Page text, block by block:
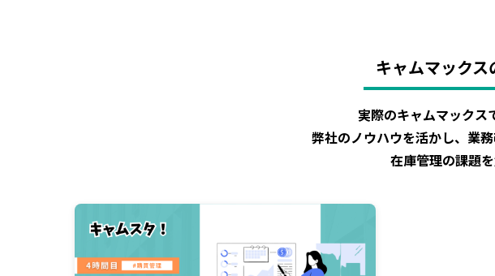
キャムマックス
実際のキャムマックス
弊社のノウハウを活かし、業
在庫管理の課題